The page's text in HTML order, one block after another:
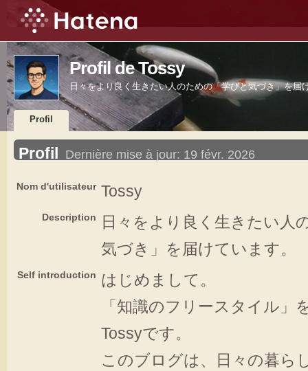
Profil de Tossy
日々をより良く生きたい人のための「学びと気づき」を届
Profil
Profil Dernière mise à jour: 19 févr. 2026
Nom d'utilisateur Tossy
Description
日々をより良く生きたい人
気づき」を届けています。
Self introduction はじめまして。
「知識のフリースタイル」
Tossyです。
このブログは、日々の暮ら